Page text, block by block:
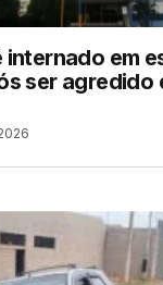
em
ser agredido